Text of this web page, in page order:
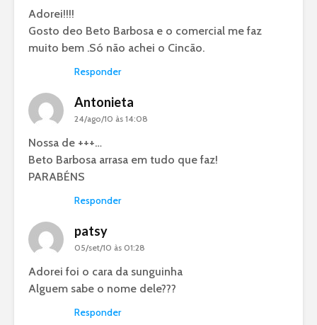
Adorei!!!!
Gosto deo Beto Barbosa e o comercial me faz
muito bem .Só não achei o Cincão.
Responder
Antonieta
24/ago/10 às 14:08
Nossa de +++…
Beto Barbosa arrasa em tudo que faz!
PARABÉNS
Responder
patsy
05/set/10 às 01:28
Adorei foi o cara da sunguinha
Alguem sabe o nome dele???
Responder